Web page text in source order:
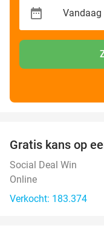
Gratis kans op
Social Deal Win
Online
Verkocht: 183.374